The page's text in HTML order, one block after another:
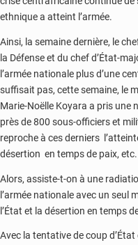
ethnique a atteint l’armée.
Ainsi, la semaine dernière, le
la Défense et du chef d’État-
l’armée nationale plus d’une
suffisait pas, cette semaine, le
Marie-Noëlle Koyara a pris une
près de 800 sous-officiers et
reproche à ces derniers
désertion en temps de paix, etc.
Alors, assiste-t-on à une
l’armée nationale avec un seul
l’État et la désertion en temps
Avec la tentative de coup